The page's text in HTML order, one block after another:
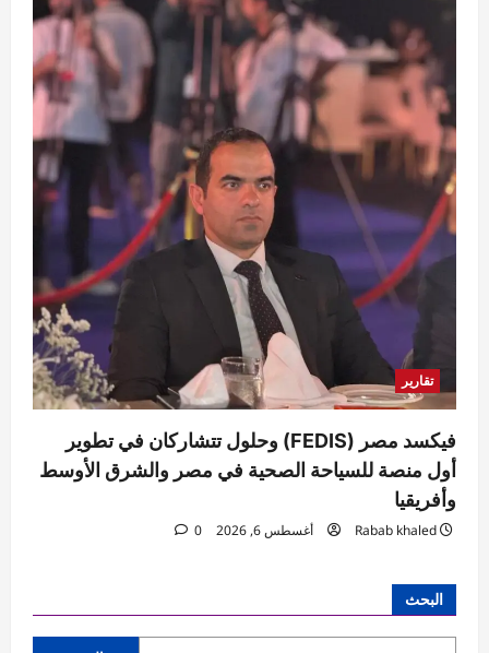
تقارير
فيكسد مصر (FEDIS) وحلول تتشاركان في تطوير
أول منصة للسياحة الصحية في مصر والشرق الأوسط
وأفريقيا
Rabab khaled أغسطس 6, 2026 0
البحث